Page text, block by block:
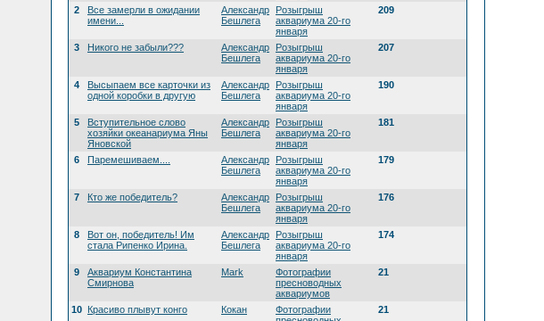
2
Все замерли в ожидании
имени...
Александр
Бешлега
Розыгрыш
аквариума 20-го
января
209
3 Никого не забыли???
Александр
Бешлега
Розыгрыш
аквариума 20-го
января
207
4
Высыпаем все карточки из
одной коробки в другую
Александр
Бешлега
Розыгрыш
аквариума 20-го
января
190
5
Вступительное слово
хозяйки океанариума Яны
Яновской
Александр
Бешлега
Розыгрыш
аквариума 20-го
января
181
6 Паремешиваем....
Александр
Бешлега
Розыгрыш
аквариума 20-го
января
179
7 Кто же победитель?
Александр
Бешлега
Розыгрыш
аквариума 20-го
января
176
8
Вот он, победитель! Им
стала Рипенко Ирина.
Александр
Бешлега
Розыгрыш
аквариума 20-го
января
174
9
Аквариум Константина
Смирнова
Mark
Фотографии
пресноводных
аквариумов
21
10 Красиво плывут конго Кокан
Фотографии
21